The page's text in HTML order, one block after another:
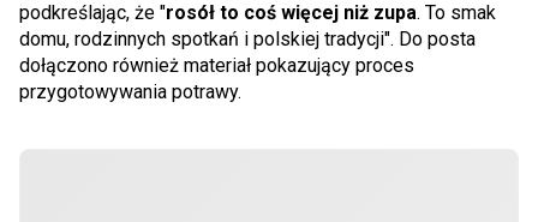
podkreślając, że "rosół to coś więcej niż zupa. To smak
domu, rodzinnych spotkań i polskiej tradycji". Do posta
dołączono również materiał pokazujący proces
przygotowywania potrawy.